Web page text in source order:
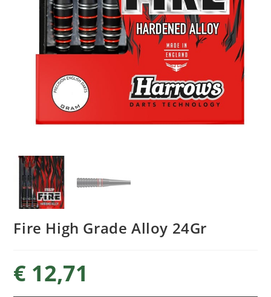
Fire High Grade Alloy 24Gr
€ 12,71